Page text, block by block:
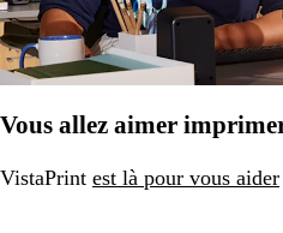
Vous allez aimer
VistaPrint est là pour vous aider